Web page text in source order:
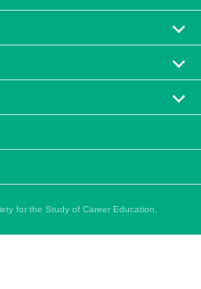
for the Study of Career Education.